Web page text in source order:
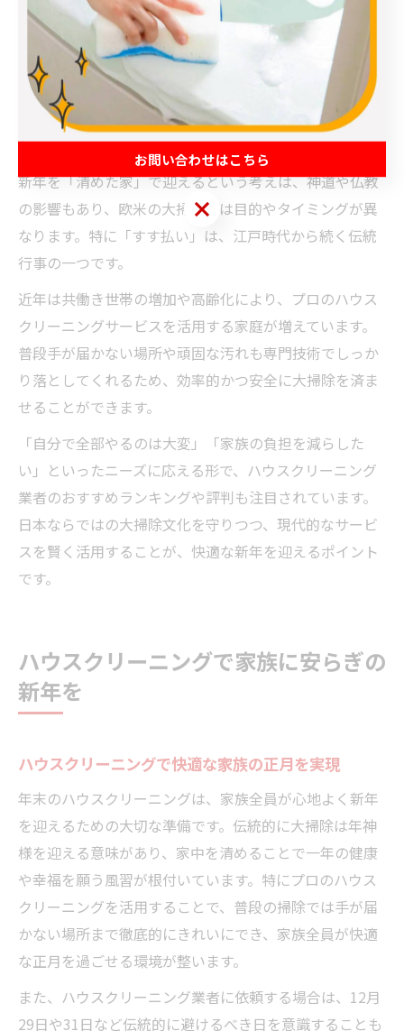
用することで、清潔な環境を取り戻すことは可能です。
家族の健康や快適な暮らしを守るためにも、年1回の大
掃除を習慣化することが推奨されます。
日本だけの年末大掃除文化とハウスクリーニング
年末大掃除は、日本独自の文化として根付いています。
新年を「清めた家」で迎えるという考えは、神道や仏教
の影響もあり、欧米の大掃除とは目的やタイミングが異
なります。特に「すす払い」は、江戸時代から続く伝統
行事の一つです。
近年は共働き世帯の増加や高齢化により、プロのハウス
クリーニングサービスを活用する家庭が増えています。
普段手が届かない場所や頑固な汚れも専門技術でしっか
り落としてくれるため、効率的かつ安全に大掃除を済ま
せることができます。
「自分で全部やるのは大変」「家族の負担を減らした
い」といったニーズに応える形で、ハウスクリーニング
業者のおすすめランキングや評判も注目されています。
日本ならではの大掃除文化を守りつつ、現代的なサービ
スを賢く活用することが、快適な新年を迎えるポイント
です。
ハウスクリーニングで家族に安らぎの
新年を
ハウスクリーニングで快適な家族の正月を実現
年末のハウスクリーニングは、家族全員が心地よく新年
を迎えるための大切な準備です。伝統的に大掃除は年神
様を迎える意味があり、家中を清めることで一年の健康
や幸福を願う風習が根付いています。特にプロのハウス
クリーニングを活用することで、普段の掃除では手が届
かない場所まで徹底的にきれいにでき、家族全員が快適
な正月を過ごせる環境が整います。
また、ハウスクリーニング業者に依頼する場合は、12月
29日や31日など伝統的に避けるべき日を意識することも
お問い合わせはこちら
お問い合わせはこちら